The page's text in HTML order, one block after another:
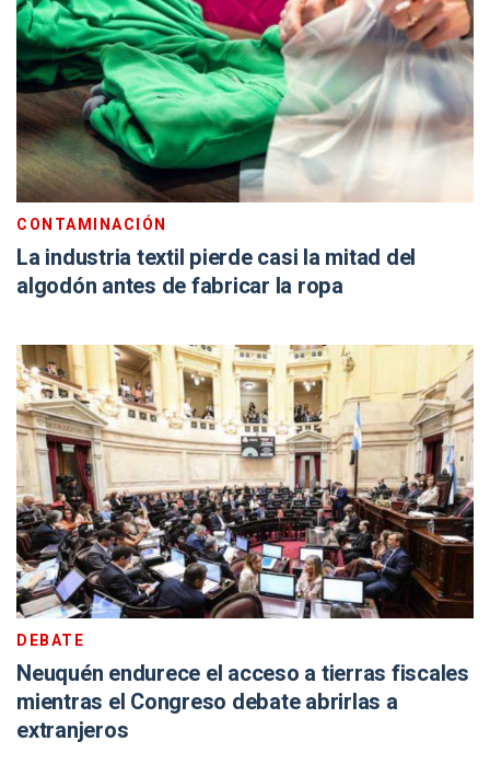
CONTAMINACIÓN
La industria textil pierde casi la mitad del
algodón antes de fabricar la ropa
DEBATE
Neuquén endurece el acceso a tierras fiscales
mientras el Congreso debate abrirlas a
extranjeros